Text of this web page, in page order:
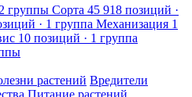
группы Сорта 45 918 позиций ·
· 1 группа Механизация 1
10 позиций · 1 группа
растений Вредители
Питание растений